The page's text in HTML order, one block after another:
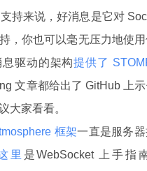
持来说，好消息是它对
，你也可以毫无压力地使用
息驱动的架构提供了
文章都给出了 GitHub 上
大家看看。
框架一直是服务
里 是WebSocket 上手指